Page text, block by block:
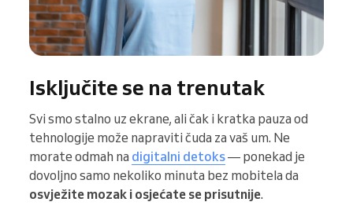
Isključite se na trenutak
Svi smo stalno uz ekrane, ali čak i kratka pauza od
tehnologije može napraviti čuda za vaš um. Ne
morate odmah na digitalni detoks— ponekad je
dovoljno samo nekoliko minuta bez mobitela da
osvježite mozak i osjećate se prisutnije.